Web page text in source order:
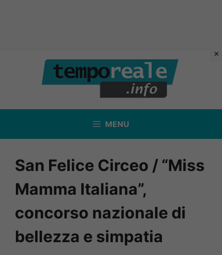
contenuto
MENU
San Felice Circeo / “Miss
Mamma Italiana”,
concorso nazionale di
bellezza e simpatia